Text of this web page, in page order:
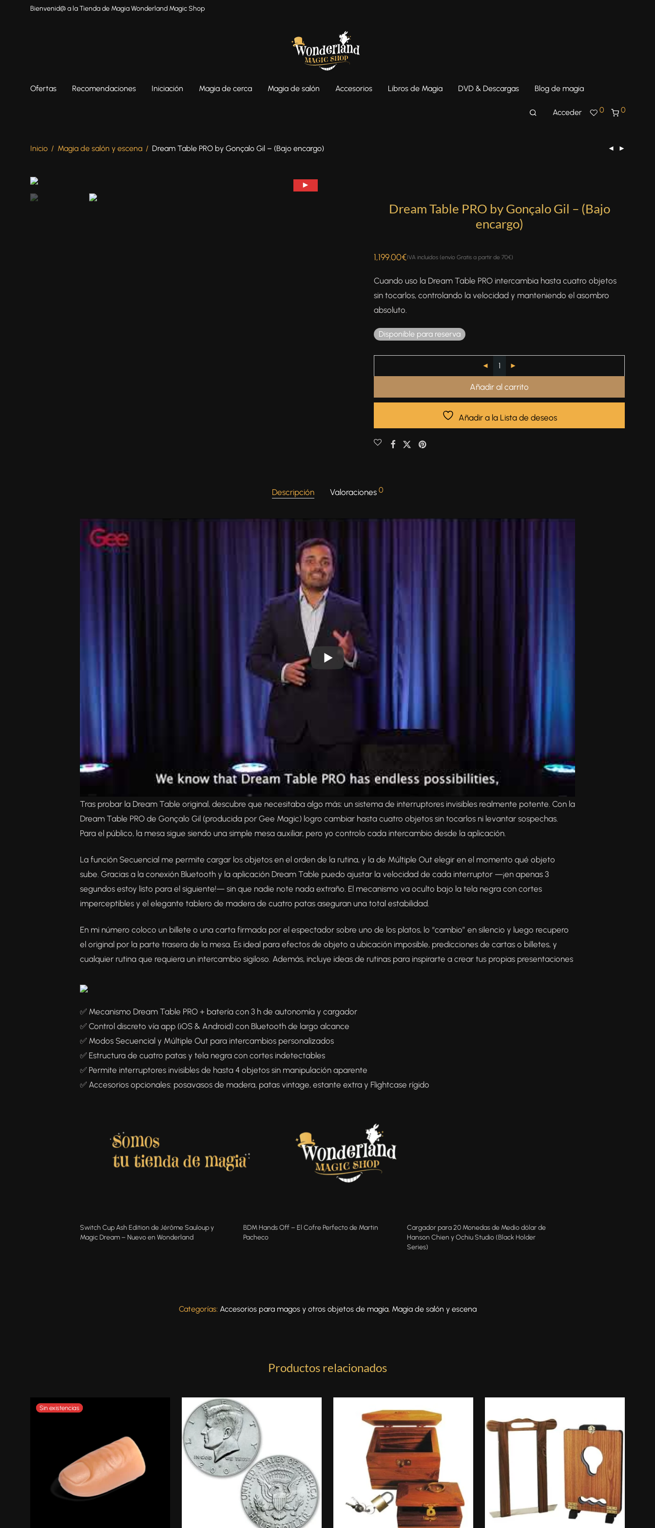
Bienvenid@ a la Tienda de Magia Wonderland Magic Shop
Ofertas Recomendaciones Iniciación Magia de cerca Magia de salón Accesorios Libros de Magia DVD & Descargas Blog de magia
Acceder 0 0
Inicio / Magia de salón y escena / Dream Table PRO by Gonçalo Gil – (Bajo encargo)
Dream Table PRO by Gonçalo Gil – (Bajo
encargo)
1,199.00€IVA incluidos (envío Gratis a partir de 70€)
Cuando uso la Dream Table PRO intercambia hasta cuatro objetos
sin tocarlos, controlando la velocidad y manteniendo el asombro
absoluto.
Disponible para reserva
Añadir al carrito
Añadir a la Lista de deseos
Descripción Valoraciones 0
Tras probar la Dream Table original, descubre que necesitaba algo más: un sistema de interruptores invisibles realmente potente. Con la
Dream Table PRO de Gonçalo Gil (producida por Gee Magic) logro cambiar hasta cuatro objetos sin tocarlos ni levantar sospechas.
Para el público, la mesa sigue siendo una simple mesa auxiliar, pero yo controlo cada intercambio desde la aplicación.
La función Secuencial me permite cargar los objetos en el orden de la rutina, y la de Múltiple Out elegir en el momento qué objeto
sube. Gracias a la conexión Bluetooth y la aplicación Dream Table puedo ajustar la velocidad de cada interruptor —¡en apenas 3
segundos estoy listo para el siguiente!— sin que nadie note nada extraño. El mecanismo va oculto bajo la tela negra con cortes
imperceptibles y el elegante tablero de madera de cuatro patas aseguran una total estabilidad.
En mi número coloco un billete o una carta firmada por el espectador sobre uno de los platos, lo “cambio” en silencio y luego recupero
el original por la parte trasera de la mesa. Es ideal para efectos de objeto a ubicación imposible, predicciones de cartas o billetes, y
cualquier rutina que requiera un intercambio sigiloso. Además, incluye ideas de rutinas para inspirarte a crear tus propias presentaciones
✅ Mecanismo Dream Table PRO + batería con 3 h de autonomía y cargador
✅ Control discreto vía app (iOS & Android) con Bluetooth de largo alcance
✅ Modos Secuencial y Múltiple Out para intercambios personalizados
✅ Estructura de cuatro patas y tela negra con cortes indetectables
✅ Permite interruptores invisibles de hasta 4 objetos sin manipulación aparente
✅ Accesorios opcionales: posavasos de madera, patas vintage, estante extra y Flightcase rígido
Switch Cup Ash Edition de Jérôme Sauloup y
Magic Dream – Nuevo en Wonderland
BDM Hands Off – El Cofre Perfecto de Martin
Pacheco
Cargador para 20 Monedas de Medio dólar de
Hanson Chien y Ochiu Studio (Black Holder
Series)
Categorías: Accesorios para magos y otros objetos de magia, Magia de salón y escena
Productos relacionados